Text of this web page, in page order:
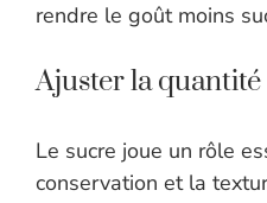
rendre le goût moins
Ajuster la
Le sucre joue un rôle
conservation et la